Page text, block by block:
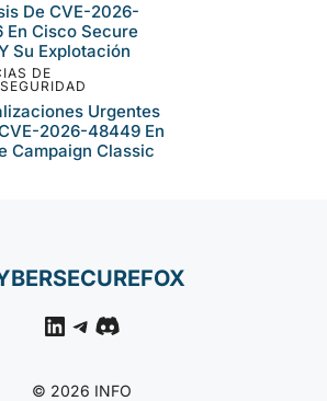
De CVE-2026-
En Cisco Secure
Su Explotación
DE
Urgentes
2026-48449 En
Campaign Classic
LinkedIn
Telegram
Discord
© 2026 INFO